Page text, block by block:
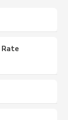
Rate